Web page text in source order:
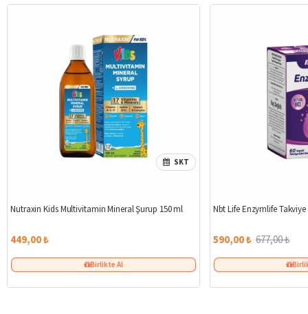
SKT
Nutraxin Kids Multivitamin Mineral Şurup 150 ml
449,00 ₺
Birlikte Al
Nbt Life Enzymlife Takviye
590,00 ₺ 677,00 ₺